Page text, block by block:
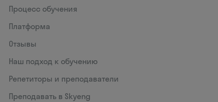
Процесс обучения
Платформа
Отзывы
Наш подход к обучению
Репетиторы и преподаватели
Преподавать в Skyeng